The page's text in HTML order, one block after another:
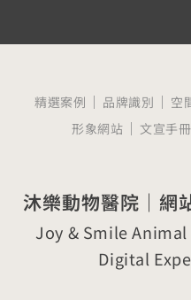
至
精選案例 品牌識別 空
形象網站
文宣手冊
沐樂動物醫院｜網
Joy & Smile
Digital